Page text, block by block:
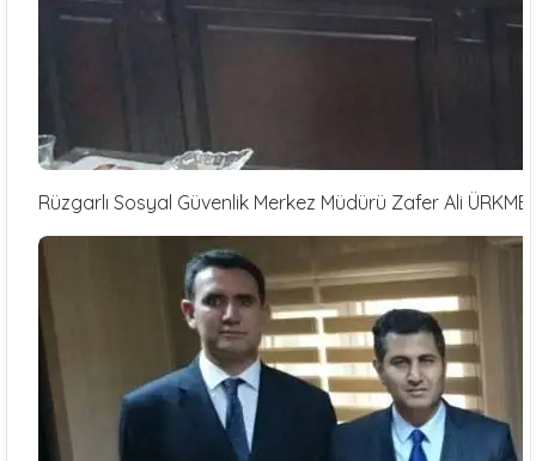
Rüzgarlı Sosyal Güvenlik Merkez Müdürü Zafer Ali